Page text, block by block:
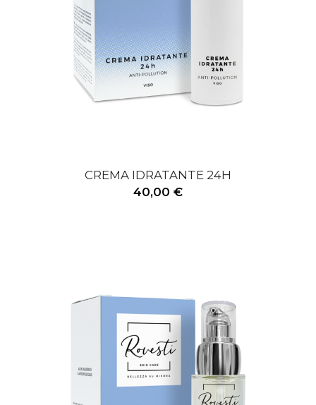
CREMA IDRATANTE 24H
40,00 €